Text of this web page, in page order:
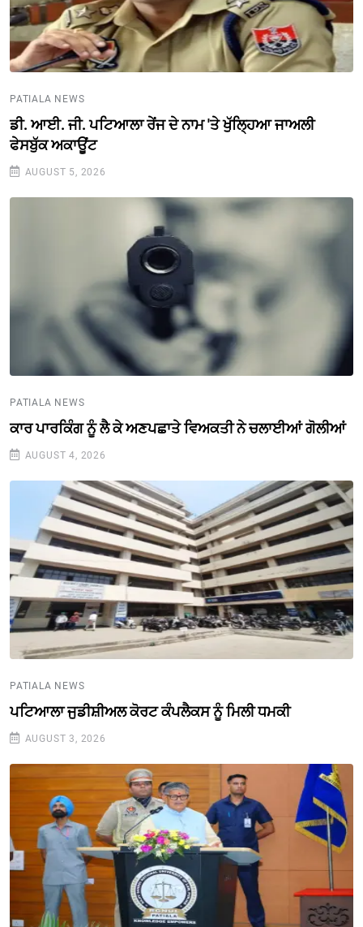
PATIALA NEWS
ਡੀ. ਆਈ. ਜੀ. ਪਟਿਆਲਾ ਰੇਂਜ ਦੇ ਨਾਮ 'ਤੇ ਖੁੱਲ੍ਹਿਆ ਜਾਅਲੀ
ਫੇਸਬੁੱਕ ਅਕਾਊਂਟ
AUGUST 5, 2026
PATIALA NEWS
ਕਾਰ ਪਾਰਕਿੰਗ ਨੂੰ ਲੈ ਕੇ ਅਣਪਛਾਤੇ ਵਿਅਕਤੀ ਨੇ ਚਲਾਈਆਂ ਗੋਲੀਆਂ
AUGUST 4, 2026
PATIALA NEWS
ਪਟਿਆਲਾ ਜੁਡੀਸ਼ੀਅਲ ਕੋਰਟ ਕੰਪਲੈਕਸ ਨੂੰ ਮਿਲੀ ਧਮਕੀ
AUGUST 3, 2026